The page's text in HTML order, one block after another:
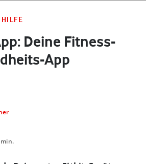
HILFE
Deine Fitness-
App